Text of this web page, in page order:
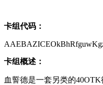
卡组代码：
卡组概述：
血誓德是一套另类的